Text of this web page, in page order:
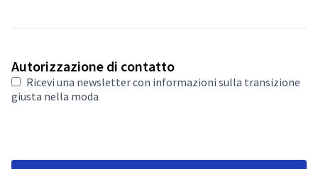
Autorizzazione di contatto
Ricevi una newsletter con informazioni sulla transizione
giusta nella moda